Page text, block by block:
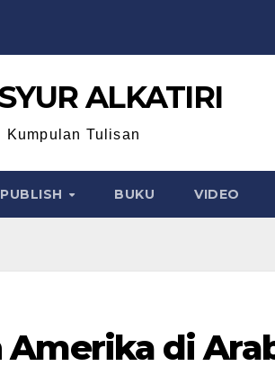
ALKATIRI
Kumpulan Tulisan
BUKU VIDEO
di